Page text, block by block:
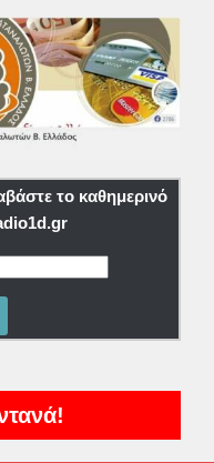
το καθημερινό